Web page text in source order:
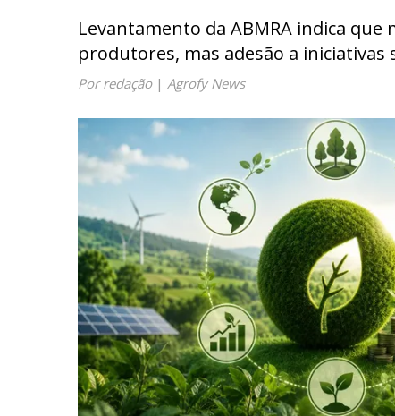
Levantamento da ABMRA indica
produtores, mas adesão a
Por redação| Agrofy News